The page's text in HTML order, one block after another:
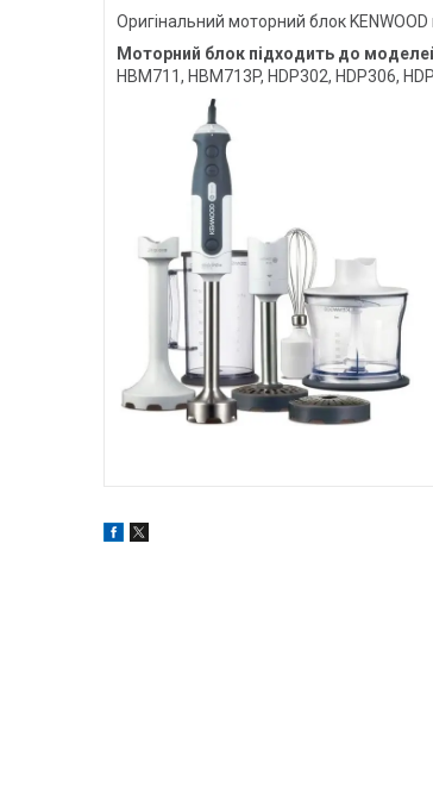
Оригінальний моторний блок KENWOOD
Моторний блок підходить до
HBM711, HBM713P, HDP302, HDP306,